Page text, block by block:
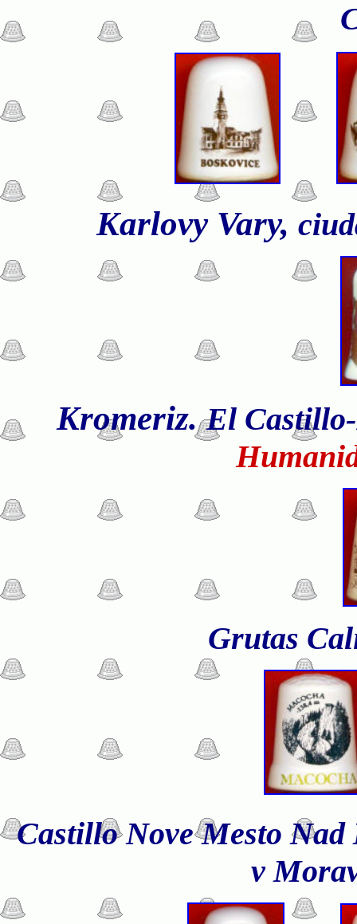
Karlovy Vary,
Kromeriz.El
Grutas
Castillo Nove Mesto
v